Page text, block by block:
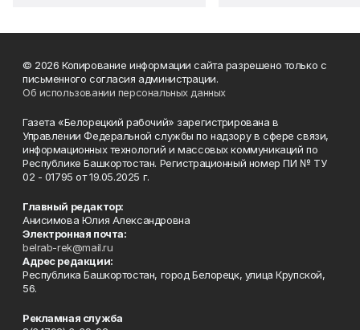
© 2026 Копирование информации сайта разрешено только с
письменного согласия администрации.
Об использовании персональных данных
Газета «Белорецкий рабочий» зарегистрирована в
Управлении Федеральной службы по надзору в сфере связи,
информационных технологий и массовых коммуникаций по
Республике Башкортостан. Регистрационный номер ПИ № ТУ
02 - 01795 от 19.05.2025 г.
Главный редактор:
Анисимова Юлия Александровна
Электронная почта:
belrab-rek@mail.ru
Адрес редакции:
Республика Башкортостан, город Белорецк, улица Крупской,
56.
Рекламная служба